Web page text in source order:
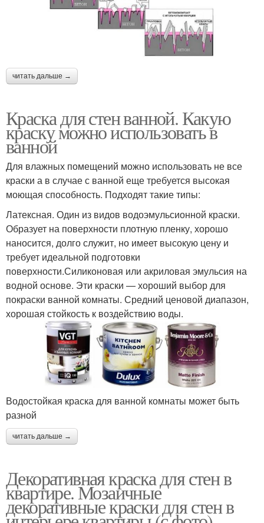
читать дальше →
Краска для стен ванной. Какую
краску можно использовать в
ванной
Для влажных помещений можно использовать не все
краски а в случае с ванной еще требуется высокая
моющая способность. Подходят такие типы:
Латексная. Один из видов водоэмульсионной краски.
Образует на поверхности плотную пленку, хорошо
наносится, долго служит, но имеет высокую цену и
требует идеальной подготовки
поверхности.Силиконовая или акриловая эмульсия на
водной основе. Эти краски — хороший выбор для
покраски ванной комнаты. Средний ценовой диапазон,
хорошая стойкость к воздействию воды.
Водостойкая краска для ванной комнаты может быть
разной
читать дальше →
Декоративная краска для стен в
квартире. Мозаичные
декоративные краски для стен в